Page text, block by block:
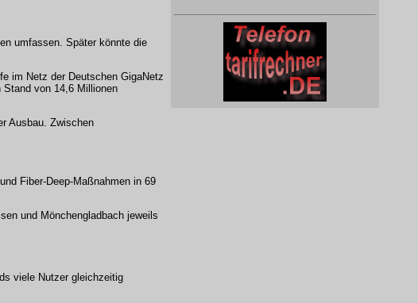
umfassen. Später könnte die
im Netz der Deutschen GigaNetz
Stand von 14,6 Millionen
Ausbau. Zwischen
Fiber-Deep-Maßnahmen in 69
und Mönchengladbach jeweils
viele Nutzer gleichzeitig